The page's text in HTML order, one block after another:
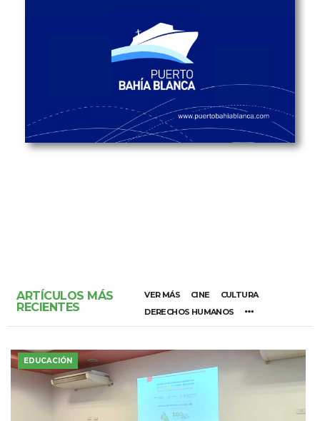
ARTÍCULOS MÁS
RECIENTES
VER MÁS CINE
CULTURA
DERECHOS HUMANOS
EDUCACIÓN